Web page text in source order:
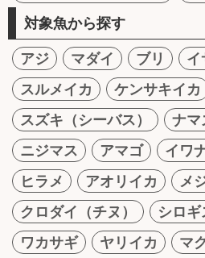
対象魚から探す
アジ マダイ ブリ イ
スルメイカ
ケンサキイカ
スズキ（シーバス）
ナマ
ニジマス
アマゴ イワ
ヒラメ
アオリイカ
メ
クロダイ（チヌ）
シロギ
ワカサギ
ヤリイカ マ